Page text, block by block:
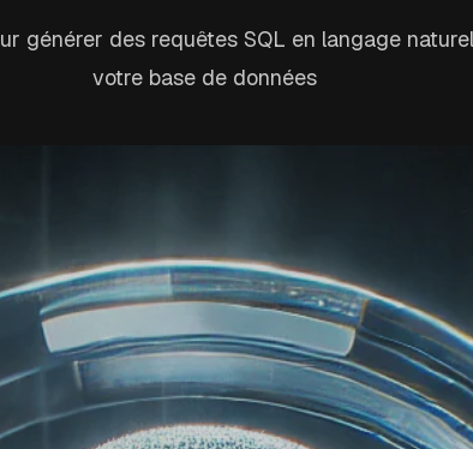
générer des requêtes SQL en langage
votre base de données